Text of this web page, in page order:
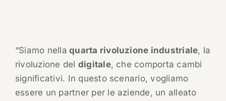
“Siamo nella quarta rivoluzione industriale, la
rivoluzione del digitale, che comporta cambi
significativi. In questo scenario, vogliamo
essere un partner per le aziende, un alleato